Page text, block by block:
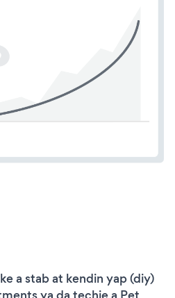
a stab at kendin yap (diy)